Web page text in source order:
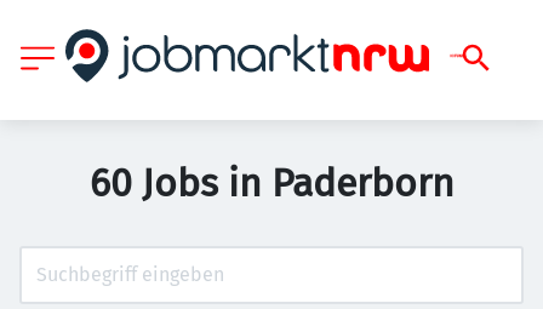
60 Jobs in Paderborn